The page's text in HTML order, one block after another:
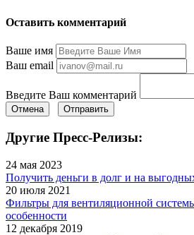
Оставить комментарий
Ваше имя
Ваш email
Введите Ваш комментарий
Отмена Отправить
Другие Пресс-Релизы:
24 мая 2023
Получить деньги в долг и на
20 июля 2021
Фильтры для вентиляционной
особенности
12 декабря 2019